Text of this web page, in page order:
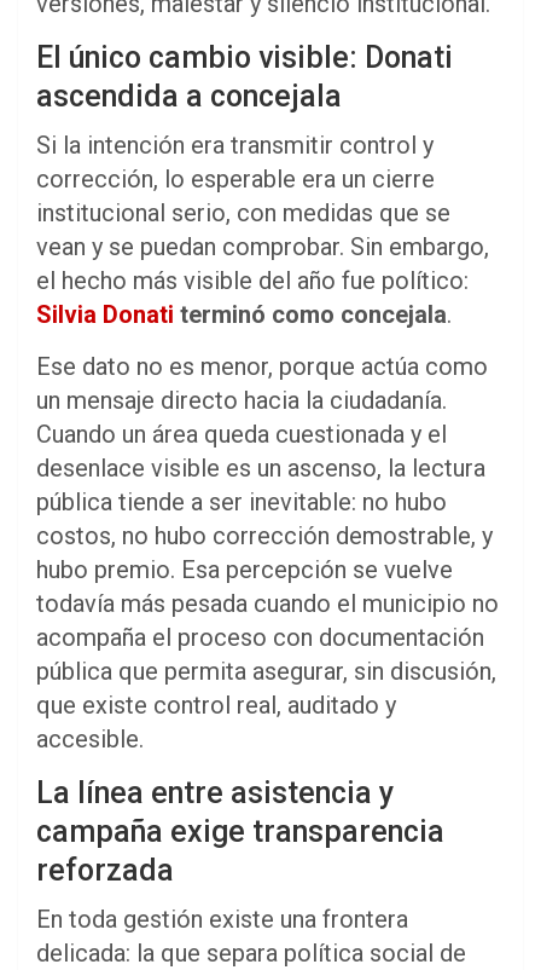
El único cambio visible: Donati
ascendida a concejala
Si la intención era transmitir control y
corrección, lo esperable era un cierre
institucional serio, con medidas que se
vean y se puedan comprobar. Sin embargo,
el hecho más visible del año fue político:
Silvia Donati terminó como concejala.
Ese dato no es menor, porque actúa como
un mensaje directo hacia la ciudadanía.
Cuando un área queda cuestionada y el
desenlace visible es un ascenso, la lectura
pública tiende a ser inevitable: no hubo
costos, no hubo corrección demostrable, y
hubo premio. Esa percepción se vuelve
todavía más pesada cuando el municipio no
acompaña el proceso con documentación
pública que permita asegurar, sin discusión,
que existe control real, auditado y
accesible.
La línea entre asistencia y
campaña exige transparencia
reforzada
En toda gestión existe una frontera
delicada: la que separa política social de